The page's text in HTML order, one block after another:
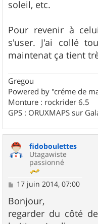
soleil, etc.
Pour revenir à
s'user. J'ai collé
maintenat ça tient
Gregou
Powered by "créme de
Monture : rockrider 6.5
GPS : ORUXMAPS sur
fidoboulettes
Utagawiste
passionné
M
s
s
a
17 juin 2014, 07:00
Bonjour,
regarder du côté